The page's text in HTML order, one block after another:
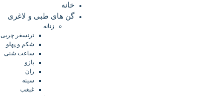
خانه
گن های طبی و لاغری
زنانه
ترنسفر چربی
شکم و پهلو
ساعت شنی
بازو
ران
سینه
غبغب